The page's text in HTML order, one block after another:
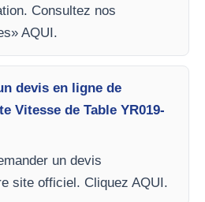
Consultez nos
AQUI.
devis en ligne de
Vitesse de Table YR019-
un devis
site officiel. Cliquez AQUI.